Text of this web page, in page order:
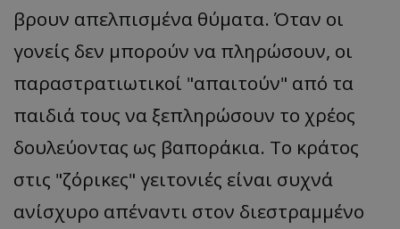
βρουν απελπισμένα θύματα. Όταν οι
γονείς δεν μπορούν να πληρώσουν, οι
παραστρατιωτικοί "απαιτούν" από τα
παιδιά τους να ξεπληρώσουν το χρέος
δουλεύοντας ως βαποράκια. Το κράτος
στις "ζόρικες" γειτονιές είναι συχνά
ανίσχυρο απέναντι στον διεστραμμένο